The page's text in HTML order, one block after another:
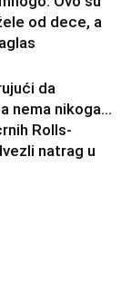
od dece, a
da
nema nikoga…
Rolls-
natrag u